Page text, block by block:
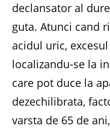
declansator al
guta. Atunci cand
acidul uric,
localizandu-se la
care pot duce la
dezechilibrata,
varsta de 65 de